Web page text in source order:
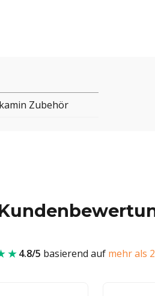
Zubehör
4.8/5 basierend auf mehr als